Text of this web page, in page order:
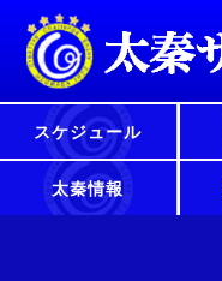
スケジュール
太秦情報